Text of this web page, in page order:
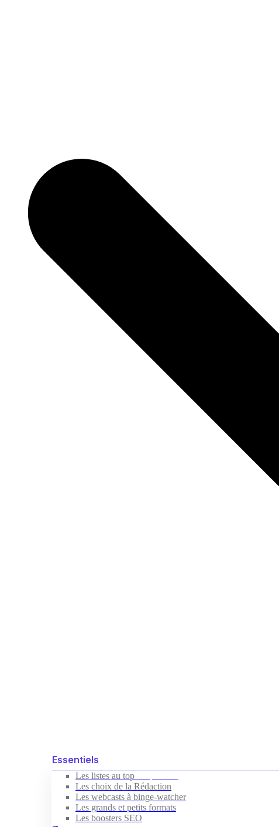
Essentiels
Les listes au top
Les choix de la Rédaction
Les webcasts à binge-watcher
Les grands et petits formats
Les boosters SEO